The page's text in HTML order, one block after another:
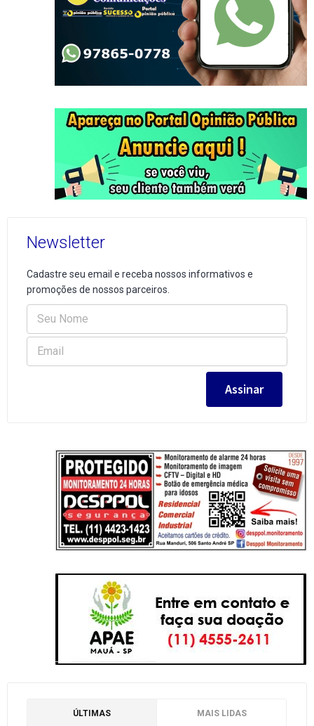
Newsletter
Cadastre seu email e receba nossos informativos e
promoções de nossos parceiros.
ÚLTIMAS MAIS LIDAS